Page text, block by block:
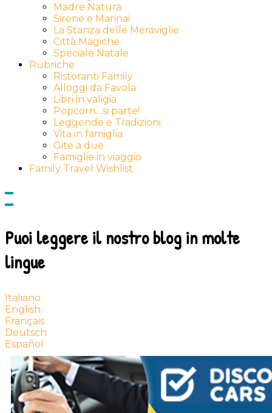
Madre Natura
Sirene e Marinai
La Stanza delle Meraviglie
Città Magiche
Speciale Natale
Rubriche
Ristoranti Family
Alloggi da Favola
Libri in valigia
Popcorn…si parte!
Leggende e Tradizioni
Vita in famiglia
Gite a due
Famiglie in viaggio
Family Travel Wishlist
Show
side
Hide
Puoi leggere il nostro blog in molte
lingue
Italiano
English
Français
Deutsch
Español